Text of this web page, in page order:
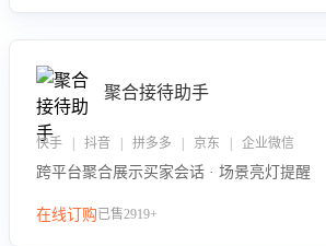
聚合接待助手
快手 | 抖音 | 拼多多 | 京东 | 企业微信
跨平台聚合展示买家会话 · 场景亮灯提醒
在线订购已售2919+